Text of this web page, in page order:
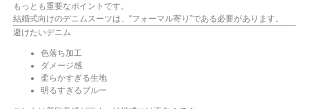
もっとも重要なポイントです。
結婚式向けのデニムスーツは、“フォーマル寄り”である必要があります。
避けたいデニム
色落ち加工
ダメージ感
柔らかすぎる生地
明るすぎるブルー